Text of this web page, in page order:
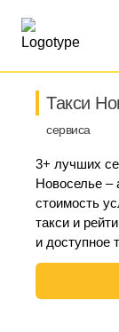
Такси
сервиса
3+ лучших
Новоселье –
стоимость
такси и
и доступное